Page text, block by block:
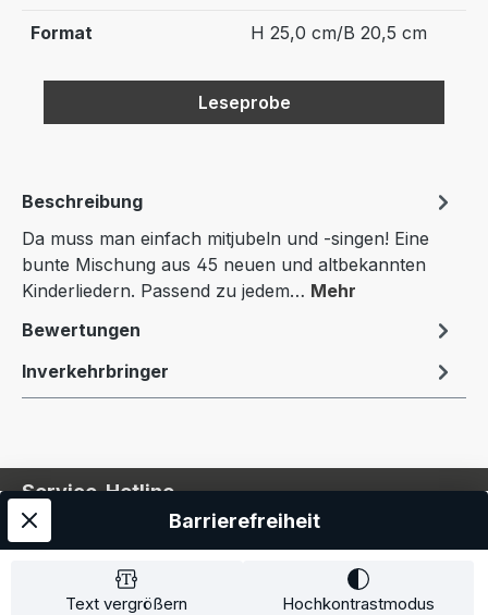
Format H 25,0 cm/B 20,5 cm
Leseprobe
Beschreibung
Da muss man einfach mitjubeln und -singen! Eine
bunte Mischung aus 45 neuen und altbekannten
Kinderliedern. Passend zu jedem… Mehr
Bewertungen
Inverkehrbringer
Service-Hotline
Service
Information
Text vergrößern Hochkontrastmodus
Barrierefreiheit